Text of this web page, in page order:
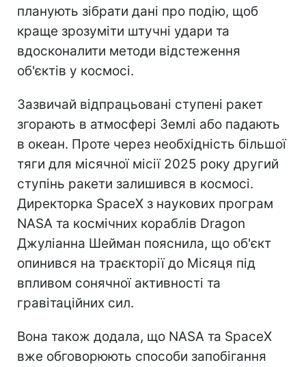
планують зібрати дані про подію, щоб
краще зрозуміти штучні удари та
вдосконалити методи відстеження
об'єктів у космосі.
Зазвичай відпрацьовані ступені ракет
згорають в атмосфері Землі або падають
в океан. Проте через необхідність більшої
тяги для місячної місії 2025 року другий
ступінь ракети залишився в космосі.
Директорка SpaceX з наукових програм
NASA та космічних кораблів Dragon
Джуліанна Шейман пояснила, що об'єкт
опинився на траєкторії до Місяця під
впливом сонячної активності та
гравітаційних сил.
Вона також додала, що NASA та SpaceX
вже обговорюють способи запобігання